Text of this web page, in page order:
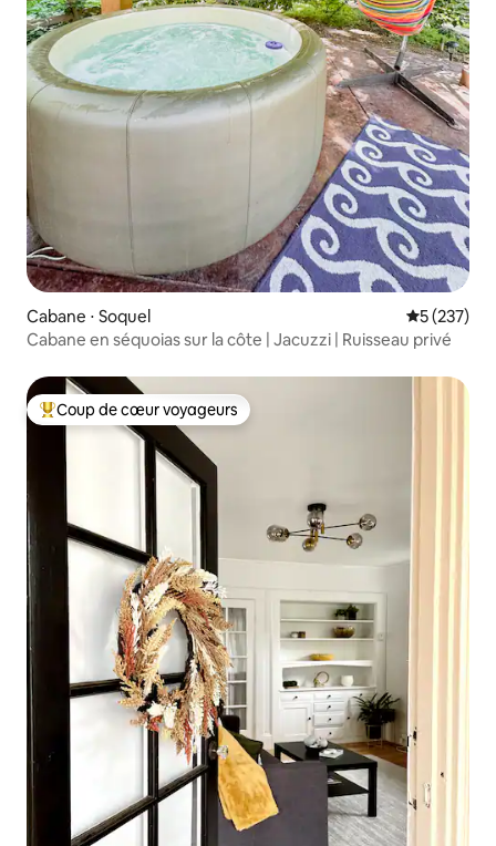
Cabane ⋅ Soquel Évaluation
5 (237)
Cabane en séquoias sur la côte | Jacuzzi | Ruisseau privé
Coups de cœur voyageurs les plus appréciés
Coup de cœur voyageurs